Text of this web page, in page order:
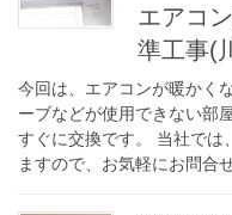
エアコ
準工事(
今回は、エアコンが暖かく
ーブなどが使用できない部
すぐに交換です。 当社では
ますので、お気軽にお問合